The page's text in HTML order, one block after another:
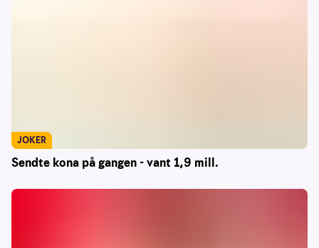
Sendte kona på gangen - vant 1,9 mill.
JOKER